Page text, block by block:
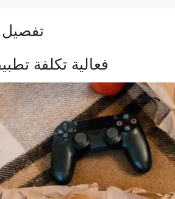
فعالية تكلفة